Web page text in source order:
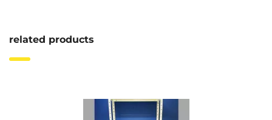
related products